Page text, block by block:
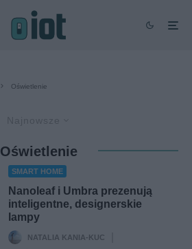
Oświetlenie
Oświetlenie
SMART HOME
Nanoleaf i Umbra prezenują
inteligentne, designerskie
lampy
NATALIA KANIA-KUC